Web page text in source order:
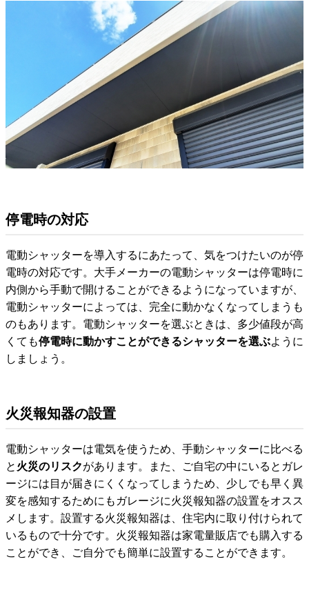
停電時の対応
電動シャッターを導入するにあたって、気をつけたいのが停
電時の対応です。大手メーカーの電動シャッターは停電時に
内側から手動で開けることができるようになっていますが、
電動シャッターによっては、完全に動かなくなってしまうも
のもあります。電動シャッターを選ぶときは、多少値段が高
くても停電時に動かすことができるシャッターを選ぶように
しましょう。
火災報知器の設置
電動シャッターは電気を使うため、手動シャッターに比べる
と火災のリスクがあります。また、ご自宅の中にいるとガレ
ージには目が届きにくくなってしまうため、少しでも早く異
変を感知するためにもガレージに火災報知器の設置をオスス
メします。設置する火災報知器は、住宅内に取り付けられて
いるもので十分です。火災報知器は家電量販店でも購入する
ことができ、ご自分でも簡単に設置することができます。